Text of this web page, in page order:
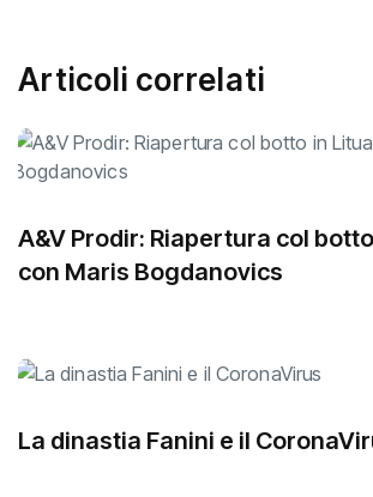
Articoli correlati
A&V Prodir: Riapertura col
con Maris Bogdanovics
La dinastia Fanini e il